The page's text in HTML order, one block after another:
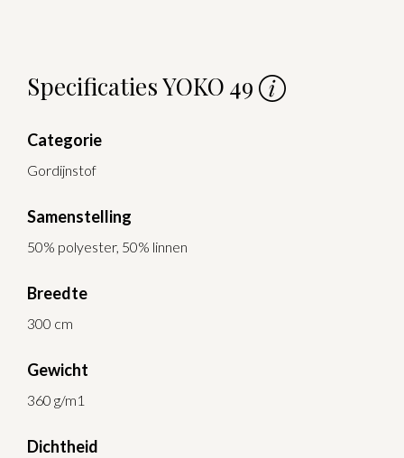
Specificaties YOKO 49
Categorie
Gordijnstof
Samenstelling
50% polyester, 50% linnen
Breedte
300 cm
Gewicht
360 g/m1
Dichtheid